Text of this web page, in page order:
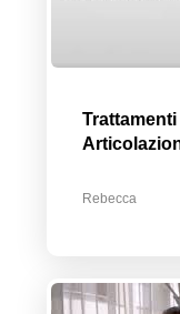
Rebecca